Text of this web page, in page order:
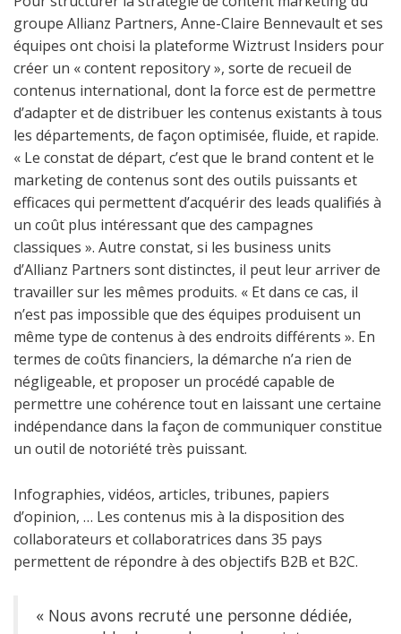
groupe Allianz Partners, Anne-Claire Bennevault et ses
équipes ont choisi la plateforme Wiztrust Insiders pour
créer un « content repository », sorte de recueil de
contenus international, dont la force est de permettre
d’adapter et de distribuer les contenus existants à tous
les départements, de façon optimisée, fluide, et rapide.
« Le constat de départ, c’est que le brand content et le
marketing de contenus sont des outils puissants et
efficaces qui permettent d’acquérir des leads qualifiés à
un coût plus intéressant que des campagnes
classiques ». Autre constat, si les business units
d’Allianz Partners sont distinctes, il peut leur arriver de
travailler sur les mêmes produits. « Et dans ce cas, il
n’est pas impossible que des équipes produisent un
même type de contenus à des endroits différents ». En
termes de coûts financiers, la démarche n’a rien de
négligeable, et proposer un procédé capable de
permettre une cohérence tout en laissant une certaine
indépendance dans la façon de communiquer constitue
un outil de notoriété très puissant.
Infographies, vidéos, articles, tribunes, papiers
d’opinion, … Les contenus mis à la disposition des
collaborateurs et collaboratrices dans 35 pays
permettent de répondre à des objectifs B2B et B2C.
« Nous avons recruté une personne dédiée,